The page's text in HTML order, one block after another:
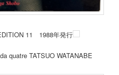
11 1988年発行
quatre TATSUO WATANABE